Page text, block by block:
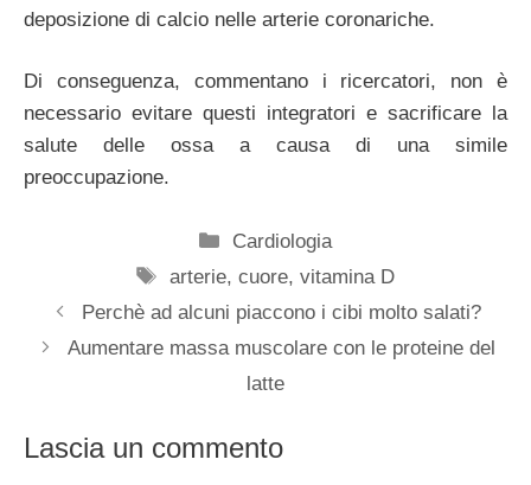
deposizione di calcio nelle arterie coronariche.
Di conseguenza, commentano i ricercatori, non è
necessario evitare questi integratori e sacrificare la
salute delle ossa a causa di una simile
preoccupazione.
Categorie
Cardiologia
Tag
arterie, cuore, vitamina D
Perchè ad alcuni piaccono i cibi molto salati?
Aumentare massa muscolare con le proteine del
latte
Lascia un commento